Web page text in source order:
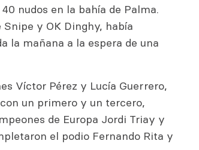
nudos en la bahía de Palma.
y OK Dinghy, había
la mañana a la espera de una
Víctor Pérez y Lucía Guerrero,
un primero y un tercero,
de Europa Jordi Triay y
el podio Fernando Rita y